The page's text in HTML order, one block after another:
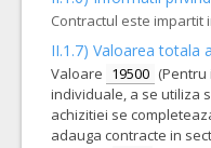
Contractul este impartit
II.1.7) Valoarea totala
Valoare 19500
individuale, a se utiliza
achizitiei se
adauga contracte in